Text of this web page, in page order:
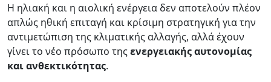
Η ηλιακή και η αιολική ενέργεια δεν αποτελούν πλέον
απλώς ηθική επιταγή και κρίσιμη στρατηγική για την
αντιμετώπιση της κλιματικής αλλαγής, αλλά έχουν
γίνει το νέο πρόσωπο τηςενεργειακής αυτονομίας
και ανθεκτικότητας.